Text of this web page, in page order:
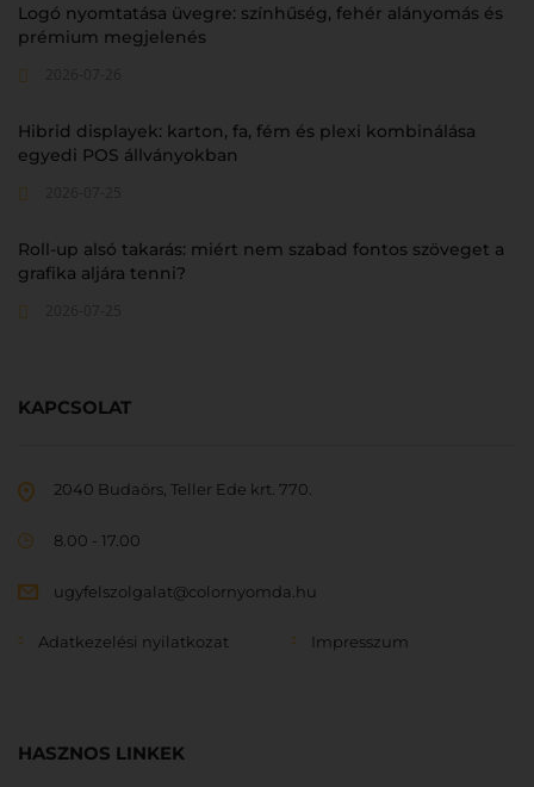
Logó nyomtatása üvegre: színhűség, fehér alányomás és
prémium megjelenés
Hibrid displayek: karton, fa, fém és plexi kombinálása
egyedi POS állványokban
Roll-up alsó takarás: miért nem szabad fontos szöveget a
grafika aljára tenni?
KAPCSOLAT
2040 Budaörs, Teller Ede krt. 770.
8.00 - 17.00
ugyfelszolgalat@colornyomda.hu
Adatkezelési nyilatkozat Impresszum
HASZNOS LINKEK